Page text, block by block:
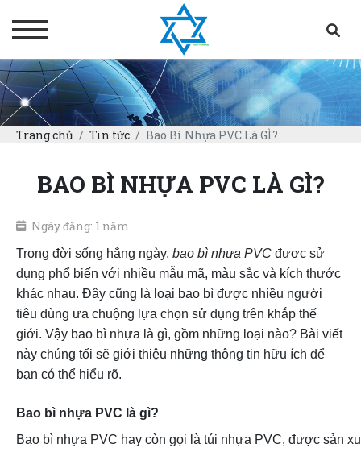
Trang chủ Tin tức Bao Bì Nhựa PVC Là GÌ?
BAO BÌ NHỰA PVC LÀ GÌ?
Ngày đăng: 1 năm
Trong đời sống hằng ngày, bao bì nhựa PVC được sử
dụng phổ biến với nhiều mẫu mã, màu sắc và kích thước
khác nhau. Đây cũng là loại bao bì được nhiều người
tiêu dùng ưa chuộng lựa chọn sử dụng trên khắp thế
giới. Vậy bao bì nhựa là gì, gồm những loại nào? Bài viết
này chúng tối sẽ giới thiệu những thông tin hữu ích để
bạn có thể hiểu rõ.
Bao bì nhựa PVC là gì?
Bao bì nhựa PVC hay còn gọi là túi nhựa PVC, được sản